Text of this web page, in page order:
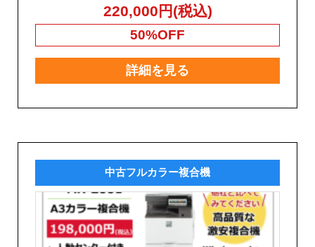
220,000円(税込)
50%OFF
詳細を見る
中古フルカラー複合機